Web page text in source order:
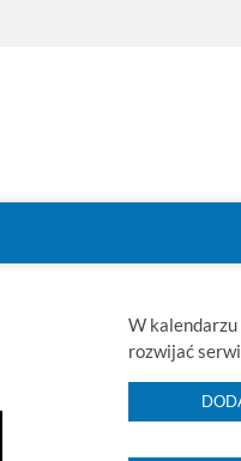
W kalendarzu
rozwijać